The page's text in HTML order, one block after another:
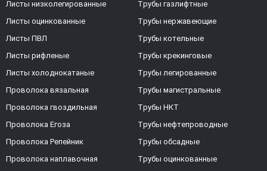
Листы низколегированные
Листы оцинкованные
Листы ПВЛ
Листы рифленые
Листы холоднокатаные
Проволока вязальная
Проволока гвоздильная
Проволока Егоза
Проволока Репейник
Проволока наплавочная
Трубы газлифтные
Трубы нержавеющие
Трубы котельные
Трубы крекинговые
Трубы легированные
Трубы магистральные
Трубы НКТ
Трубы нефтепроводные
Трубы обсадные
Трубы оцинкованные